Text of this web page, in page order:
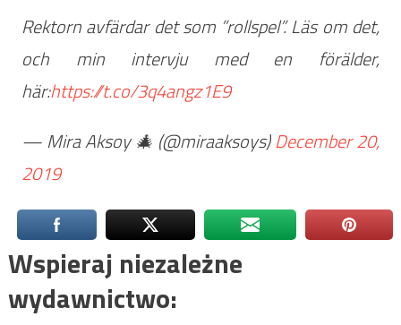
Rektorn avfärdar det som ”rollspel”. Läs om det,
och min intervju med en förälder,
här:https://t.co/3q4angz1E9
— Mira Aksoy 🎄 (@miraaksoys)December 20,
2019
Wspieraj niezależne
wydawnictwo: